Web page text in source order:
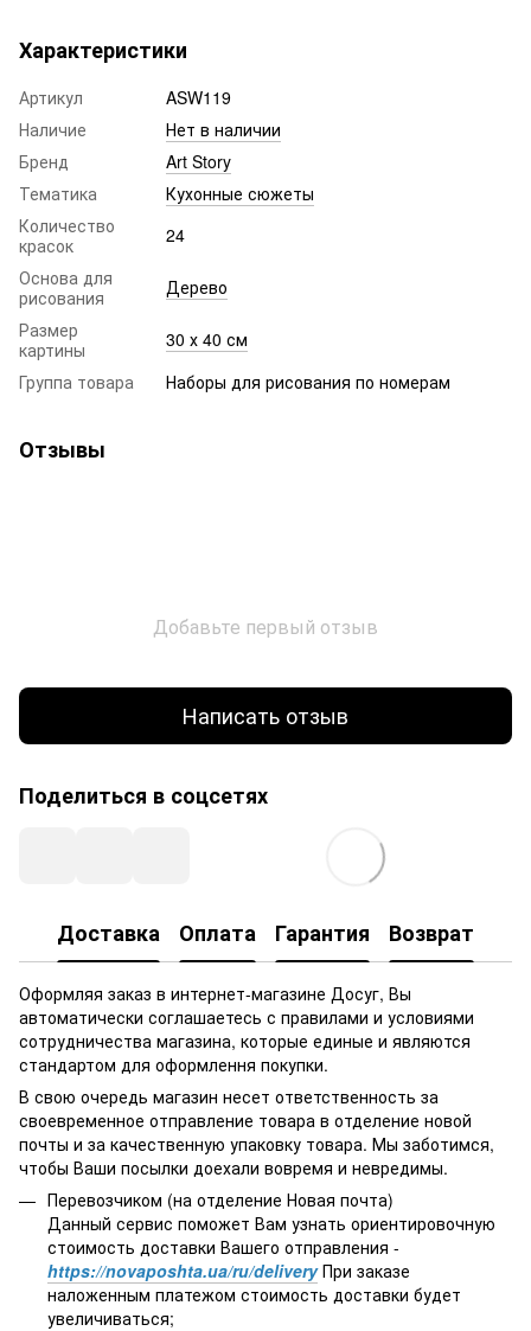
Характеристики
Артикул
ASW119
Наличие
Нет в наличии
Бренд
Art Story
Тематика
Кухонные сюжеты
Количество
красок
24
Основа для
рисования
Дерево
Размер
картины
30 х 40 см
Группа товара
Наборы для рисования по номерам
Отзывы
Добавьте первый отзыв
Написать отзыв
Поделиться в соцсетях
Доставка Оплата Гарантия Возврат
Оформляя заказ в интернет-магазине Досуг, Вы
автоматически соглашаетесь с правилами и условиями
сотрудничества магазина, которые единые и являются
стандартом для оформлення покупки.
В свою очередь магазин несет ответственность за
своевременное отправление товара в отделение новой
почты и за качественную упаковку товара. Мы заботимся,
чтобы Ваши посылки доехали вовремя и невредимы.
Перевозчиком (на отделение Новая почта)
Данный сервис поможет Вам узнать ориентировочную
стоимость доставки Вашего отправления -
https://novaposhta.ua/ru/deliveryПри заказе
наложенным платежом стоимость доставки будет
увеличиваться;